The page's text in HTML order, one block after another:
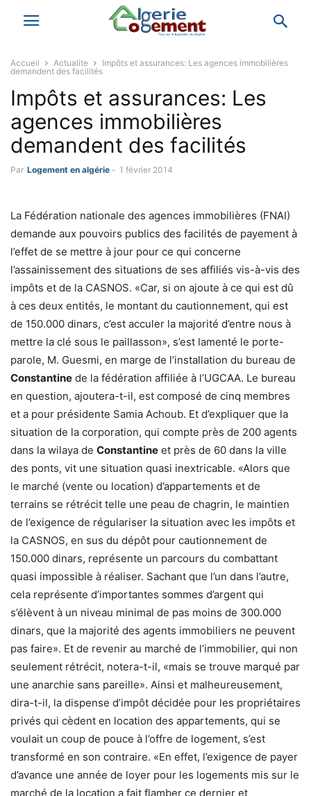
Accueil Actualite
Impôts et assurances: Les agences immobilières
demandent des facilités
Impôts et assurances: Les
agences immobilières
demandent des facilités
Par Logement en algérie - 1 février 2014
La Fédération nationale des agences immobilières (FNAI)
demande aux pouvoirs publics des facilités de payement à
l’effet de se mettre à jour pour ce qui concerne
l’assainissement des situations de ses affiliés vis-à-vis des
impôts et de la CASNOS. «Car, si on ajoute à ce qui est dû
à ces deux entités, le montant du cautionnement, qui est
de 150.000 dinars, c’est acculer la majorité d’entre nous à
mettre la clé sous le paillasson», s’est lamenté le porte-
parole, M. Guesmi, en marge de l’installation du bureau de
Constantine de la fédération affiliée à l’UGCAA. Le bureau
en question, ajoutera-t-il, est composé de cinq membres
et a pour présidente Samia Achoub. Et d’expliquer que la
situation de la corporation, qui compte près de 200 agents
dans la wilaya de Constantine et près de 60 dans la ville
des ponts, vit une situation quasi inextricable. «Alors que
le marché (vente ou location) d’appartements et de
terrains se rétrécit telle une peau de chagrin, le maintien
de l’exigence de régulariser la situation avec les impôts et
la CASNOS, en sus du dépôt pour cautionnement de
150.000 dinars, représente un parcours du combattant
quasi impossible à réaliser. Sachant que l’un dans l’autre,
cela représente d’importantes sommes d’argent qui
s’élèvent à un niveau minimal de pas moins de 300.000
dinars, que la majorité des agents immobiliers ne peuvent
pas faire». Et de revenir au marché de l’immobilier, qui non
seulement rétrécit, notera-t-il, «mais se trouve marqué par
une anarchie sans pareille». Ainsi et malheureusement,
dira-t-il, la dispense d’impôt décidée pour les propriétaires
privés qui cèdent en location des appartements, qui se
voulait un coup de pouce à l’offre de logement, s’est
transformé en son contraire. «En effet, l’exigence de payer
d’avance une année de loyer pour les logements mis sur le
marché de la location a fait flamber ce dernier et